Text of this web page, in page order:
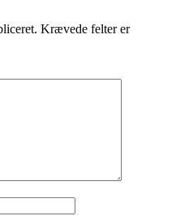
Krævede felter er